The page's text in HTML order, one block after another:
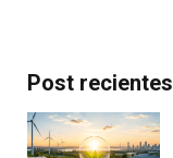
Post recientes